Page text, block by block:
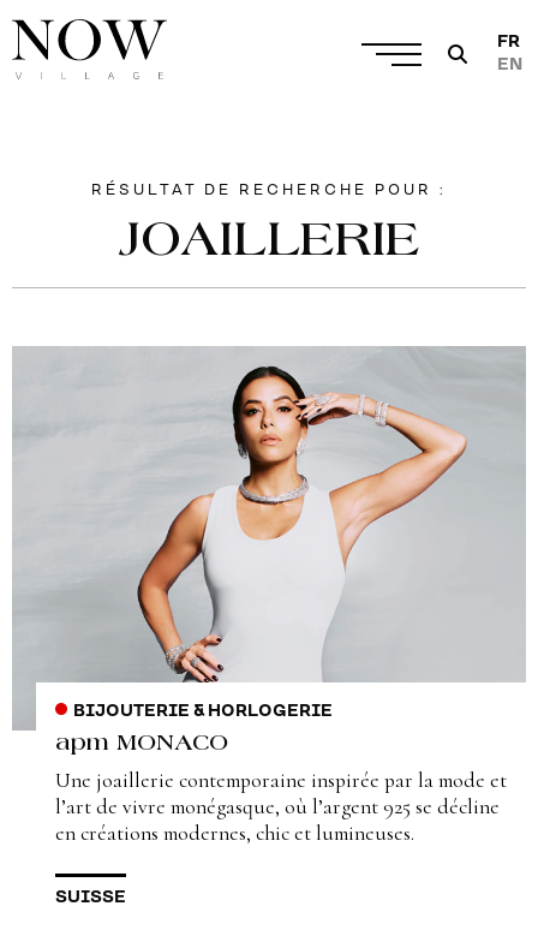
FR
EN
RÉSULTAT DE RECHERCHE POUR :
JOAILLERIE
BIJOUTERIE & HORLOGERIE
apm MONACO
Une joaillerie contemporaine inspirée par la mode et
l’art de vivre monégasque, où l’argent 925 se décline
en créations modernes, chic et lumineuses.
SUISSE